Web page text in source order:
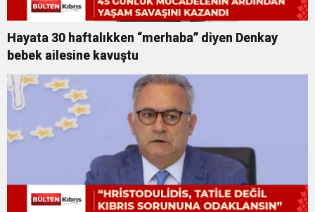
Hayata 30 haftalıkken “merhaba” diyen Denkay
bebek ailesine kavuştu